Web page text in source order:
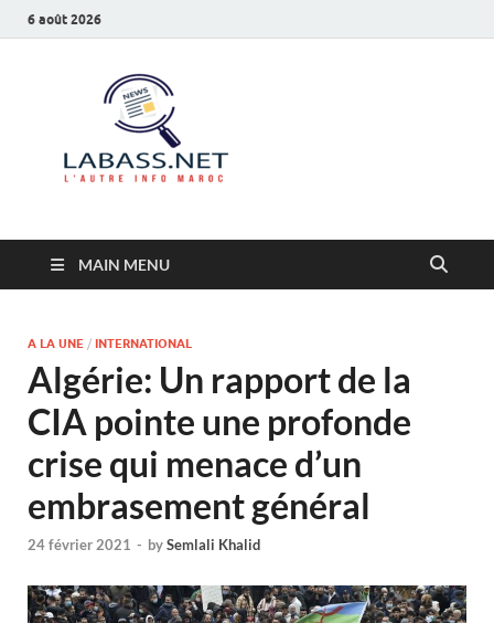
6 août 2026
MAIN MENU
A LA UNE / INTERNATIONAL
Algérie: Un rapport de la
CIA pointe une profonde
crise qui menace d’un
embrasement général
24 février 2021 - bySemlali Khalid